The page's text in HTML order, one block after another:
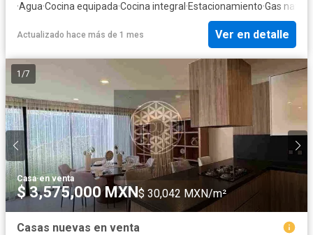
·Agua·Cocina equipada·Cocina integral ·Estacionamiento·Gas
Actualizado hace más de 1 mes Ver en detalle
1 /7
Casa·en venta
$ 3,575,000 MXN$ 30,042 MXN/m²
Casas nuevas en venta